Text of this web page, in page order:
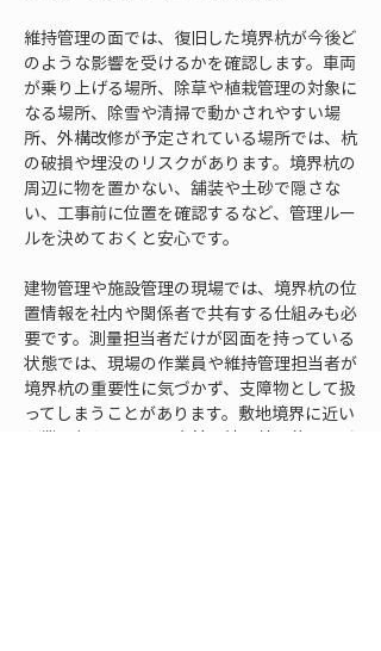
維持管理の面では、復旧した境界杭が今後ど
のような影響を受けるかを確認します。車両
が乗り上げる場所、除草や植栽管理の対象に
なる場所、除雪や清掃で動かされやすい場
所、外構改修が予定されている場所では、杭
の破損や埋没のリスクがあります。境界杭の
周辺に物を置かない、舗装や土砂で隠さな
い、工事前に位置を確認するなど、管理ルー
ルを決めておくと安心です。
建物管理や施設管理の現場では、境界杭の位
置情報を社内や関係者で共有する仕組みも必
要です。測量担当者だけが図面を持っている
状態では、現場の作業員や維持管理担当者が
境界杭の重要性に気づかず、支障物として扱
ってしまうことがあります。敷地境界に近い
作業を行うときは、事前に境界杭の位置を確